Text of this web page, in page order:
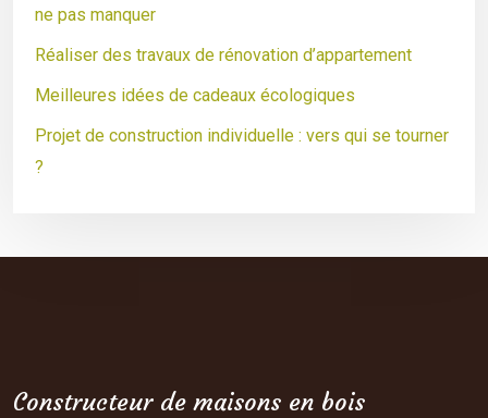
ne pas manquer
Réaliser des travaux de rénovation d’appartement
Meilleures idées de cadeaux écologiques
Projet de construction individuelle : vers qui se tourner
?
Constructeur de maisons en bois